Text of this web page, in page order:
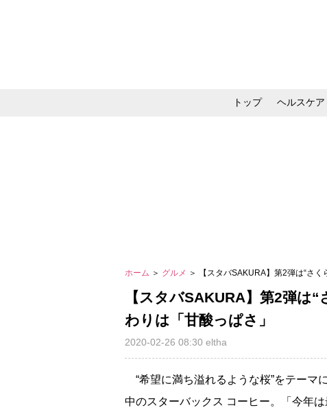
トップ ヘルスケア
ホーム ＞ グルメ ＞ 【スタバSAKURA】第2弾は“さ
【スタバSAKURA】第2弾
わりは「甘酸っぱさ」
2020-02-26 08:30 eltha
“希望に満ち溢れるような桜”をテーマ
中のスターバックス コーヒー。「今年